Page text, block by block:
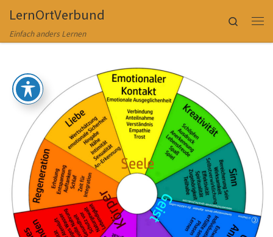
Zum Inhalt springen
LernOrtVerbund
Einfach anders Lernen
Search